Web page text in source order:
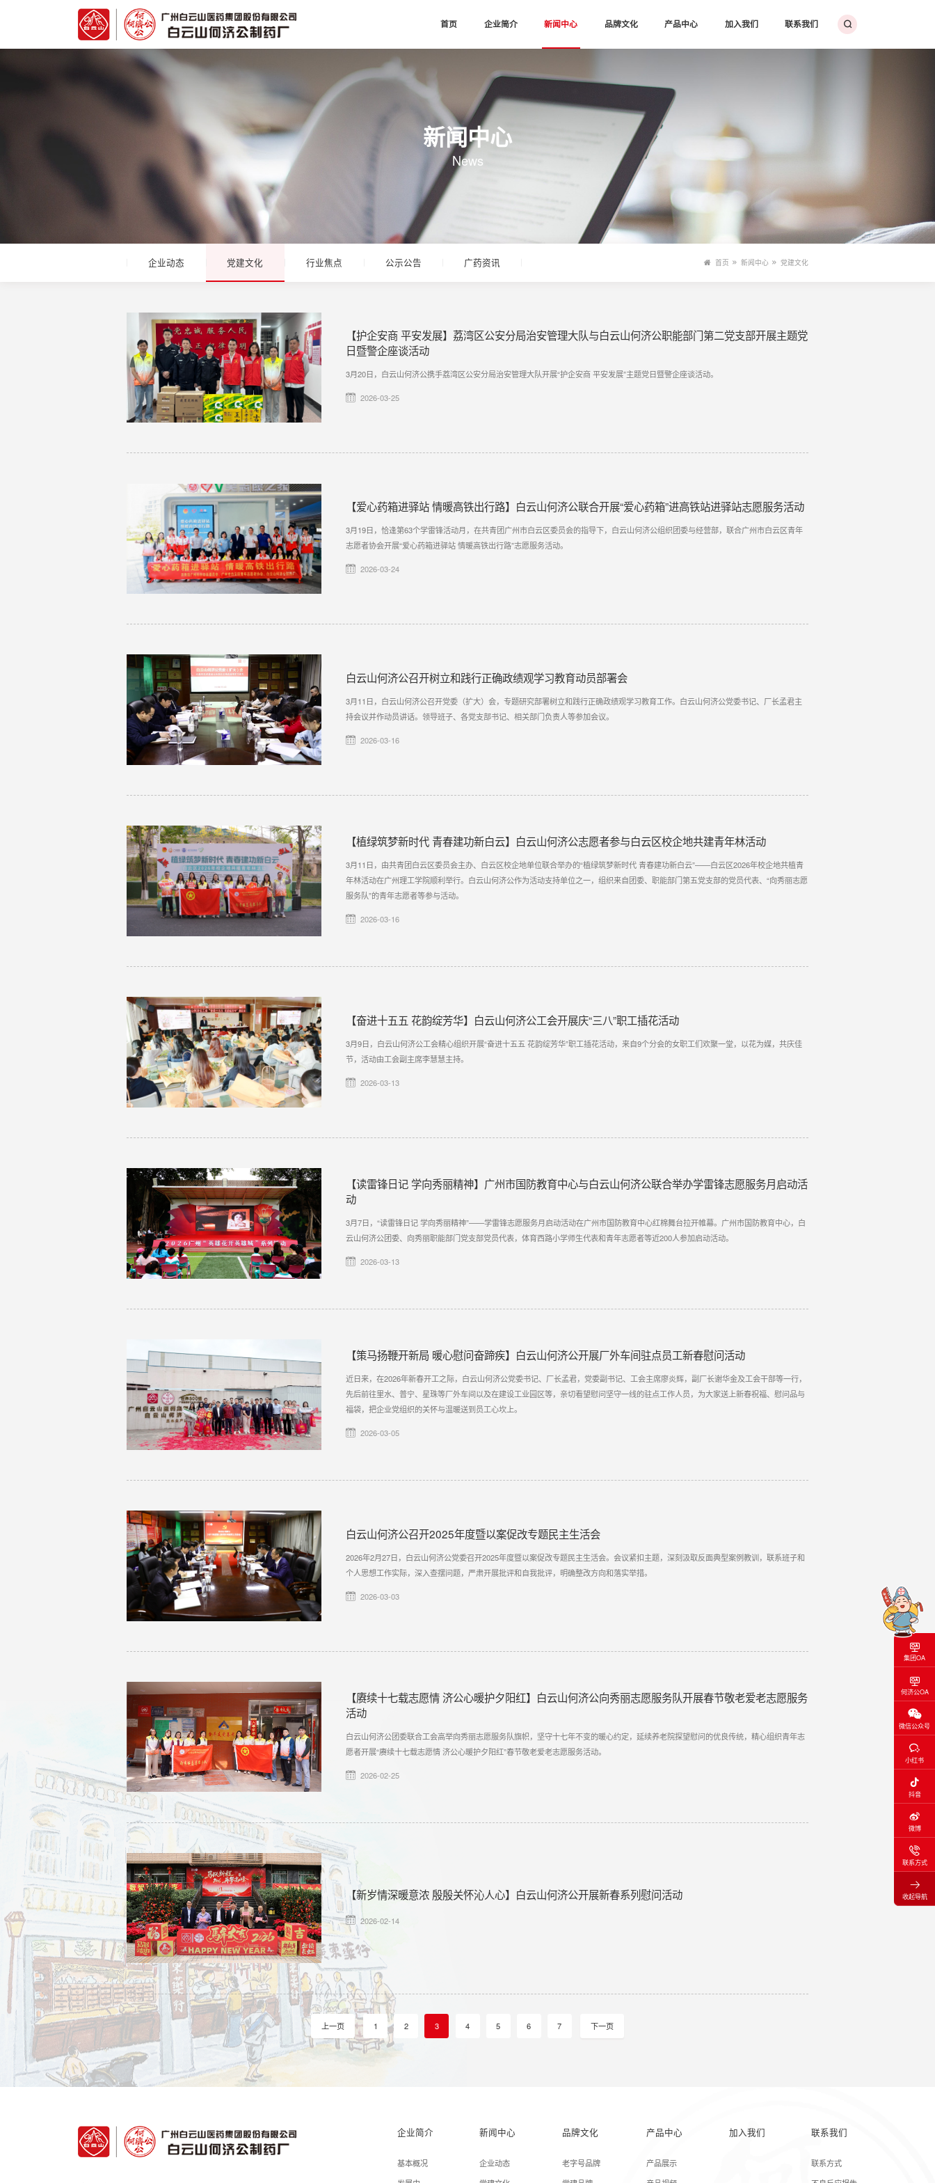
首页 企业简介 新闻中心 品牌文化 产品中心 加入我们 联系我们
新闻中心
News
企业动态 党建文化 行业焦点 公示公告 广药资讯 首页 新闻中心 党建文化
【护企安商 平安发展】荔湾区公安分局治安管理大队与白云山何济公职能部门第二党支部开展主题党
日暨警企座谈活动
3月20日，白云山何济公携手荔湾区公安分局治安管理大队开展“护企安商 平安发展”主题党日暨警企座谈活动。
2026-03-25
【爱心药箱进驿站 情暖高铁出行路】白云山何济公联合开展“爱心药箱”进高铁站进驿站志愿服务活动
3月19日，恰逢第63个学雷锋活动月，在共青团广州市白云区委员会的指导下，白云山何济公组织团委与经营部，联合广州市白云区青年
志愿者协会开展“爱心药箱进驿站 情暖高铁出行路”志愿服务活动。
2026-03-24
白云山何济公召开树立和践行正确政绩观学习教育动员部署会
3月11日，白云山何济公召开党委（扩大）会，专题研究部署树立和践行正确政绩观学习教育工作。白云山何济公党委书记、厂长孟君主
持会议并作动员讲话。领导班子、各党支部书记、相关部门负责人等参加会议。
2026-03-16
【植绿筑梦新时代 青春建功新白云】白云山何济公志愿者参与白云区校企地共建青年林活动
3月11日，由共青团白云区委员会主办、白云区校企地单位联合举办的“植绿筑梦新时代 青春建功新白云”——白云区2026年校企地共植青
年林活动在广州理工学院顺利举行。白云山何济公作为活动支持单位之一，组织来自团委、职能部门第五党支部的党员代表、“向秀丽志愿
服务队”的青年志愿者等参与活动。
2026-03-16
【奋进十五五 花韵绽芳华】白云山何济公工会开展庆“三八”职工插花活动
3月9日，白云山何济公工会精心组织开展“奋进十五五 花韵绽芳华”职工插花活动，来自9个分会的女职工们欢聚一堂，以花为媒，共庆佳
节，活动由工会副主席李慧慧主持。
2026-03-13
【读雷锋日记 学向秀丽精神】广州市国防教育中心与白云山何济公联合举办学雷锋志愿服务月启动活
动
3月7日，“读雷锋日记 学向秀丽精神”——学雷锋志愿服务月启动活动在广州市国防教育中心红棉舞台拉开帷幕。广州市国防教育中心，白
云山何济公团委、向秀丽职能部门党支部党员代表，体育西路小学师生代表和青年志愿者等近200人参加启动活动。
2026-03-13
【策马扬鞭开新局 暖心慰问奋蹄疾】白云山何济公开展厂外车间驻点员工新春慰问活动
近日来，在2026年新春开工之际，白云山何济公党委书记、厂长孟君，党委副书记、工会主席廖炎辉，副厂长谢华金及工会干部等一行，
先后前往里水、普宁、星珠等厂外车间以及在建设工业园区等，亲切看望慰问坚守一线的驻点工作人员，为大家送上新春祝福、慰问品与
福袋，把企业党组织的关怀与温暖送到员工心坎上。
2026-03-05
白云山何济公召开2025年度暨以案促改专题民主生活会
2026年2月27日，白云山何济公党委召开2025年度暨以案促改专题民主生活会。会议紧扣主题，深刻汲取反面典型案例教训，联系班子和
个人思想工作实际，深入查摆问题，严肃开展批评和自我批评，明确整改方向和落实举措。
2026-03-03
【赓续十七载志愿情 济公心暖护夕阳红】白云山何济公向秀丽志愿服务队开展春节敬老爱老志愿服务
活动
白云山何济公团委联合工会高举向秀丽志愿服务队旗帜，坚守十七年不变的暖心约定，延续养老院探望慰问的优良传统，精心组织青年志
愿者开展“赓续十七载志愿情 济公心暖护夕阳红”春节敬老爱老志愿服务活动。
2026-02-25
【新岁情深暖意浓 殷殷关怀沁人心】白云山何济公开展新春系列慰问活动
2026-02-14
上一页 1 2 3 4 5 6 7 下一页
企业简介
基本概况
新闻中心
企业动态
品牌文化
老字号品牌
产品中心
产品展示
加入我们 联系我们
联系方式
集团OA
何济公OA
微信公众号
小红书
抖音
微博
联系方式
收起导航